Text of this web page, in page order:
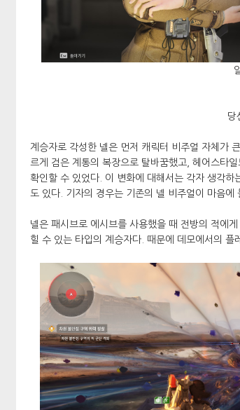
당
계승자로 각성한 넬은 먼저 캐릭터 비주얼 자체가
르게 검은 계통의 복장으로 탈바꿈했고, 헤어스타
확인할 수 있었다. 이 변화에 대해서는 각자 생각
도 있다. 기자의 경우는 기존의 넬 비주얼이 마음에
넬은 패시브로 에시브를 사용했을 때 전방의 적에
힐 수 있는 타입의 계승자다. 때문에 데모에서의 플